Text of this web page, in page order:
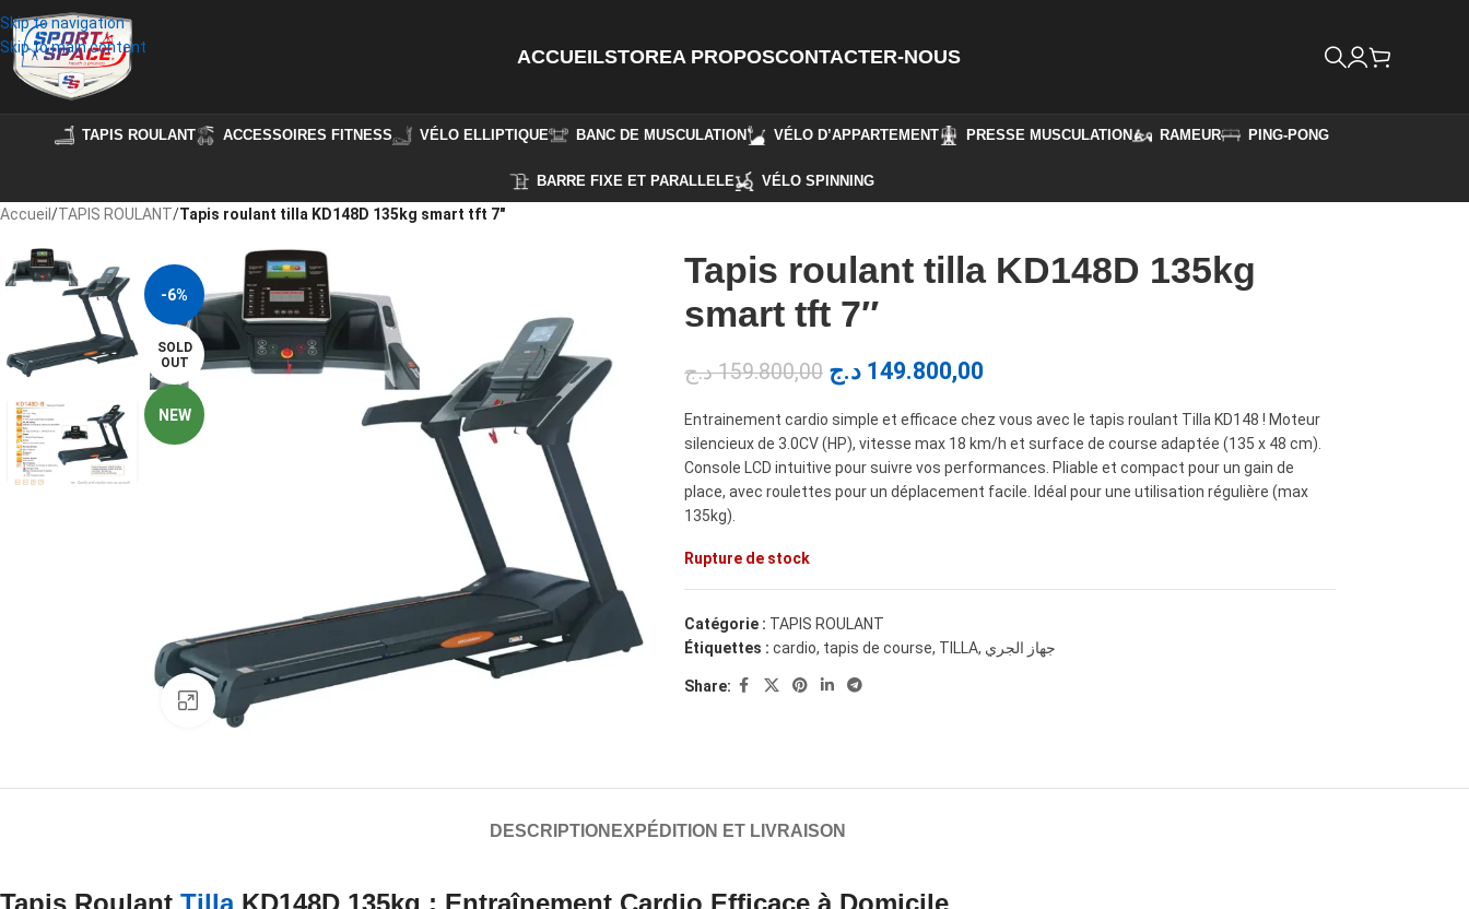
Skip to navigation
Skip to main content
ACCUEILSTOREA PROPOSCONTACTER-NOUS
TAPIS ROULANT ACCESSOIRES FITNESS VÉLO ELLIPTIQUE BANC DE MUSCULATION VÉLO D’APPARTEMENT PRESSE MUSCULATION RAMEUR PING-PONG
BARRE FIXE ET PARALLELE VÉLO SPINNING
Accueil /TAPIS ROULANT/Tapis roulant tilla KD148D 135kg smart tft 7″
-6%
SOLD
OUT
NEW
Click to enlarge
Tapis roulant tilla KD148D 135kg
smart tft 7″
159.800,00 د.ج 149.800,00 د.ج
Entrainement cardio simple et efficace chez vous avec le tapis roulant Tilla KD148 ! Moteur
silencieux de 3.0CV (HP), vitesse max 18 km/h et surface de course adaptée (135 x 48 cm).
Console LCD intuitive pour suivre vos performances. Pliable et compact pour un gain de
place, avec roulettes pour un déplacement facile. Idéal pour une utilisation régulière (max
135kg).
Rupture de stock
Catégorie : TAPIS ROULANT
Étiquettes : cardio, tapis de course, TILLA, جهاز الجري
Share:
DESCRIPTION EXPÉDITION ET LIVRAISON
Tapis Roulant TillaKD148D 135kg : Entraînement Cardio Efficace à Domicile